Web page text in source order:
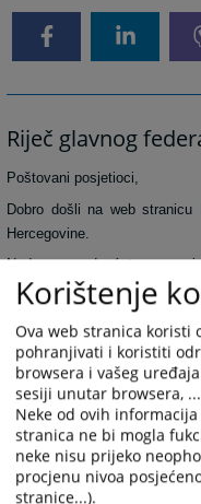
Riječ glavnog
Poštovani posjetioci,
Dobro došli na web stranicu
Hercegovine.
Nadamo se da ćete na
zainteresovani.
Bosne i Hercegovine sa
želje da rad ovog Tužilaštva
realizaciju strateškog cilja
javnošću sa željom da
zakon dozvoljava, bude
jačanja povjerenja javnosti u
Bićemo vam veoma zahvalni
Korištenje
Ova web stranica koristi
pohranjivati i koristiti
browsera i vašeg
sesiji unutar browsera,
Neke od ovih
stranica ne bi mogla
neke nisu prijeko
procjenu nivoa
stranice...).